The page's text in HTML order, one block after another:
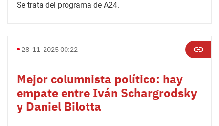
Se trata del programa de A24.
28-11-2025 00:22
Mejor columnista político: hay
empate entre Iván Schargrodsky
y Daniel Bilotta